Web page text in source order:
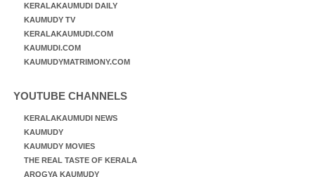
KERALAKAUMUDI DAILY
KAUMUDY TV
KERALAKAUMUDI.COM
KAUMUDI.COM
KAUMUDYMATRIMONY.COM
YOUTUBE CHANNELS
KERALAKAUMUDI NEWS
KAUMUDY
KAUMUDY MOVIES
THE REAL TASTE OF KERALA
AROGYA KAUMUDY